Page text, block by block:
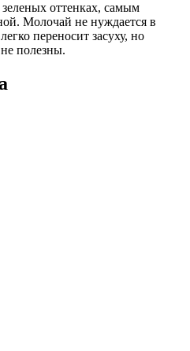
зеленых оттенках, самым
Молочай не нуждается в
переносит засуху, но
полезны.